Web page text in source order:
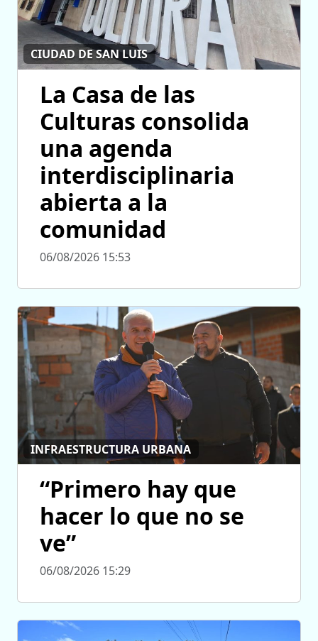
CIUDAD DE SAN LUIS
La Casa de las
Culturas consolida
una agenda
interdisciplinaria
abierta a la
comunidad
06/08/2026 15:53
INFRAESTRUCTURA URBANA
“Primero hay que
hacer lo que no se
ve”
06/08/2026 15:29